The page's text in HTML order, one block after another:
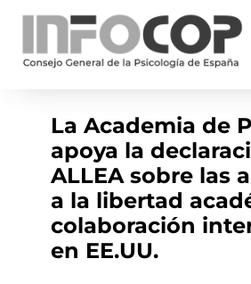
La Academia de
apoya la
ALLEA sobre las
a la libertad
colaboración
en EE.UU.